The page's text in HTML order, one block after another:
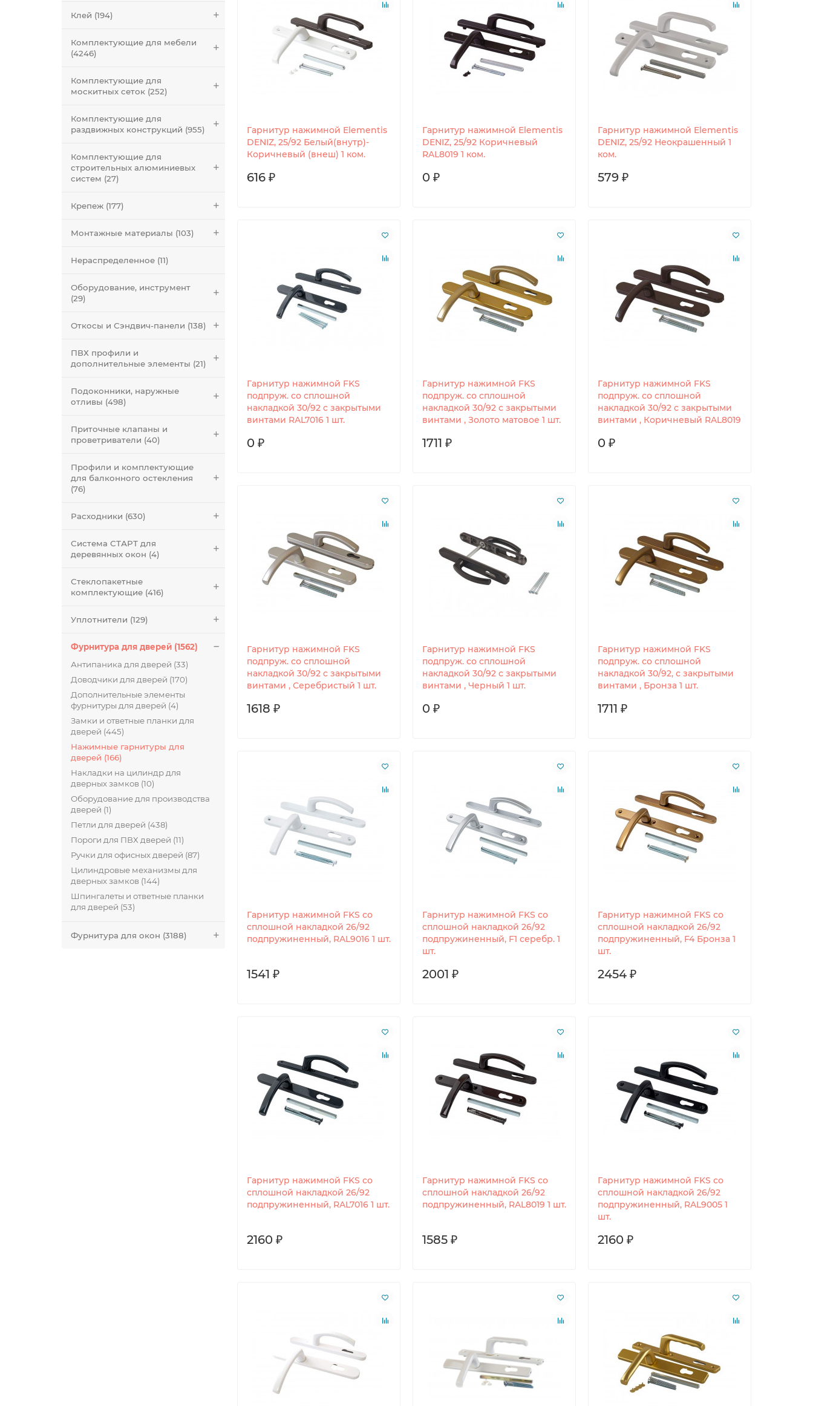
Клей (194)
Комплектующие для мебели
(4246)
Комплектующие для
москитных сеток (252)
Комплектующие для
раздвижных конструкций (955)
Комплектующие для
строительных алюминиевых
систем (27)
Крепеж (177)
Монтажные материалы (103)
Нераспределенное (11)
Оборудование, инструмент
(29)
Откосы и Сэндвич-панели (138)
ПВХ профили и
дополнительные элементы (21)
Подоконники, наружные
отливы (498)
Приточные клапаны и
проветриватели (40)
Профили и комплектующие
для балконного остекления
(76)
Расходники (630)
Система СТАРТ для
деревянных окон (4)
Стеклопакетные
комплектующие (416)
Уплотнители (129)
Фурнитура для дверей (1562)
Антипаника для дверей (33)
Доводчики для дверей (170)
Дополнительные элементы
фурнитуры для дверей (4)
Замки и ответные планки для
дверей (445)
Нажимные гарнитуры для
дверей (166)
Накладки на цилиндр для
дверных замков (10)
Оборудование для производства
дверей (1)
Петли для дверей (438)
Пороги для ПВХ дверей (11)
Ручки для офисных дверей (87)
Цилиндровые механизмы для
дверных замков (144)
Шпингалеты и ответные планки
для дверей (53)
Фурнитура для окон (3188)
Гарнитур нажимной Elementis
DENIZ, 25/92 Белый(внутр)-
Коричневый (внеш) 1 ком.
616 ₽
Гарнитур нажимной Elementis
DENIZ, 25/92 Коричневый
RAL8019 1 ком.
0 ₽
Гарнитур нажимной Elementis
DENIZ, 25/92 Неокрашенный 1
ком.
579 ₽
Гарнитур нажимной FKS
подпруж. со сплошной
накладкой 30/92 с закрытыми
винтами RAL7016 1 шт.
0 ₽
Гарнитур нажимной FKS
подпруж. со сплошной
накладкой 30/92 с закрытыми
винтами , Золото матовое 1 шт.
1711 ₽
Гарнитур нажимной FKS
подпруж. со сплошной
накладкой 30/92 с закрытыми
винтами , Коричневый RAL8019
0 ₽
Гарнитур нажимной FKS
подпруж. со сплошной
накладкой 30/92 с закрытыми
винтами , Серебристый 1 шт.
1618 ₽
Гарнитур нажимной FKS
подпруж. со сплошной
накладкой 30/92 с закрытыми
винтами , Черный 1 шт.
0 ₽
Гарнитур нажимной FKS
подпруж. со сплошной
накладкой 30/92, с закрытыми
винтами , Бронза 1 шт.
1711 ₽
Гарнитур нажимной FKS со
сплошной накладкой 26/92
подпружиненный, RAL9016 1 шт.
1541 ₽
Гарнитур нажимной FKS со
сплошной накладкой 26/92
подпружиненный, F1 серебр. 1
шт.
2001 ₽
Гарнитур нажимной FKS со
сплошной накладкой 26/92
подпружиненный, F4 Бронза 1
шт.
2454 ₽
Гарнитур нажимной FKS со
сплошной накладкой 26/92
подпружиненный, RAL7016 1 шт.
2160 ₽
Гарнитур нажимной FKS со
сплошной накладкой 26/92
подпружиненный, RAL8019 1 шт.
1585 ₽
Гарнитур нажимной FKS со
сплошной накладкой 26/92
подпружиненный, RAL9005 1
шт.
2160 ₽